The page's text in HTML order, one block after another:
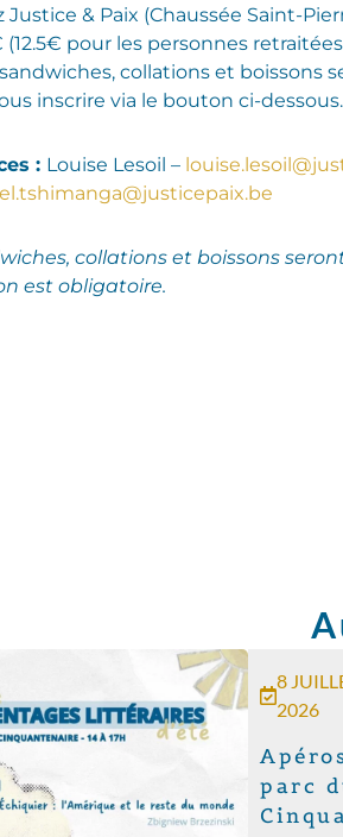
Justice & Paix (Chaussée Saint-
(12.5€ pour les personnes
collations et boissons
inscrire via le bouton ci-dessous.
: Louise Lesoil –
collations et boissons
est obligatoire.
8
2026
parc